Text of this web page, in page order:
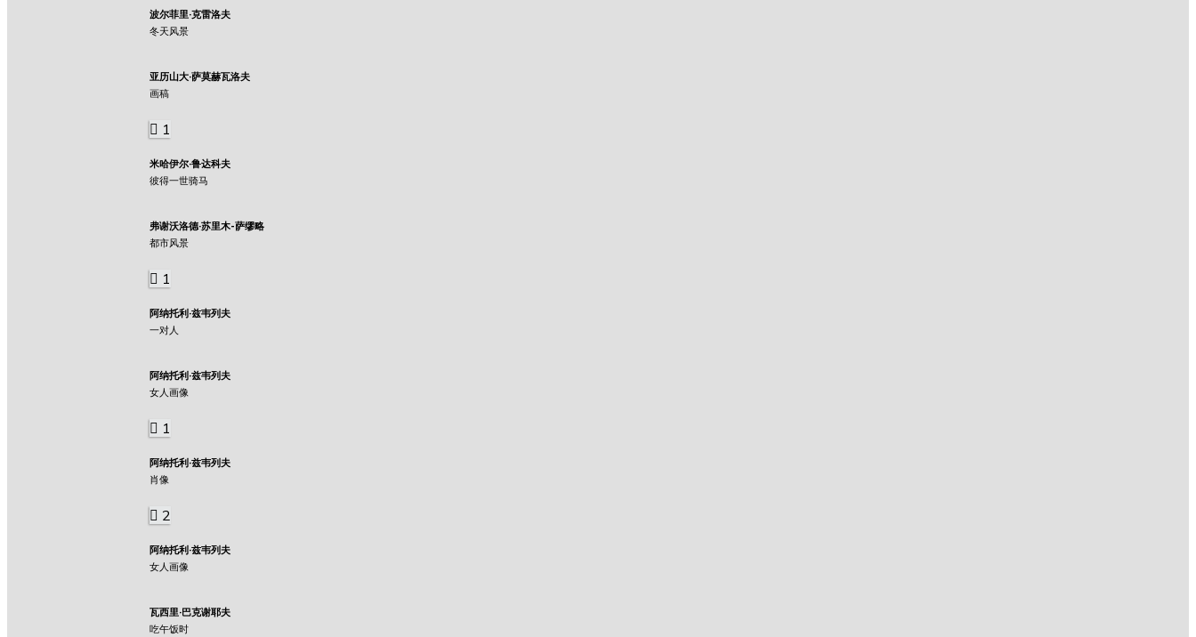
波尔菲里·克雷洛夫
冬天风景
亚历山大·萨莫赫瓦洛夫
画稿
1
米哈伊尔·鲁达科夫
彼得一世骑马
弗谢沃洛德·苏里木-萨缪略
都市风景
1
阿纳托利·兹韦列夫
一对人
阿纳托利·兹韦列夫
女人画像
1
阿纳托利·兹韦列夫
肖像
2
阿纳托利·兹韦列夫
女人画像
瓦西里·巴克谢耶夫
吃午饭时